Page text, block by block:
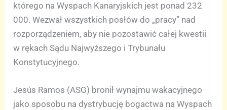
którego na Wyspach Kanaryjskich jest ponad 232
000. Wezwał wszystkich posłów do „pracy” nad
rozporządzeniem, aby nie pozostawić całej kwestii
w rękach Sądu Najwyższego i Trybunału
Konstytucyjnego.
Jesús Ramos (ASG) bronił wynajmu wakacyjnego
jako sposobu na dystrybucję bogactwa na Wyspach